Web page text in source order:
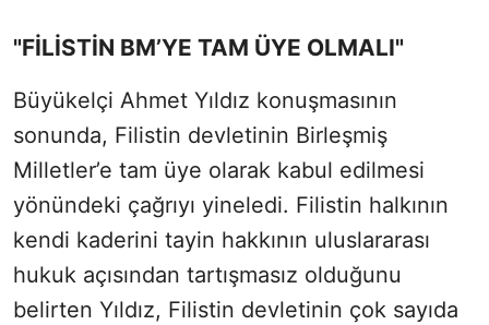
"FİLİSTİN BM’YE TAM ÜYE OLMALI"
Büyükelçi Ahmet Yıldız konuşmasının
sonunda, Filistin devletinin Birleşmiş
Milletler’e tam üye olarak kabul edilmesi
yönündeki çağrıyı yineledi. Filistin halkının
kendi kaderini tayin hakkının uluslararası
hukuk açısından tartışmasız olduğunu
belirten Yıldız, Filistin devletinin çok sayıda